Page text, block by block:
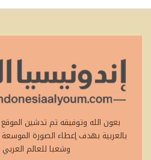
بعون الله وتوفيقه تم تدشين الموقع
بالعربية بهدف إعطاء الصورة
وشعبا للعالم